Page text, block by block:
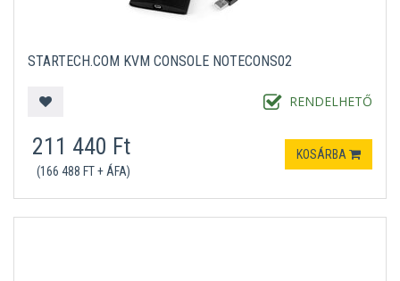
STARTECH.COM KVM CONSOLE NOTECONS02
RENDELHETŐ
211 440 Ft
(166 488 FT + ÁFA)
KOSÁRBA